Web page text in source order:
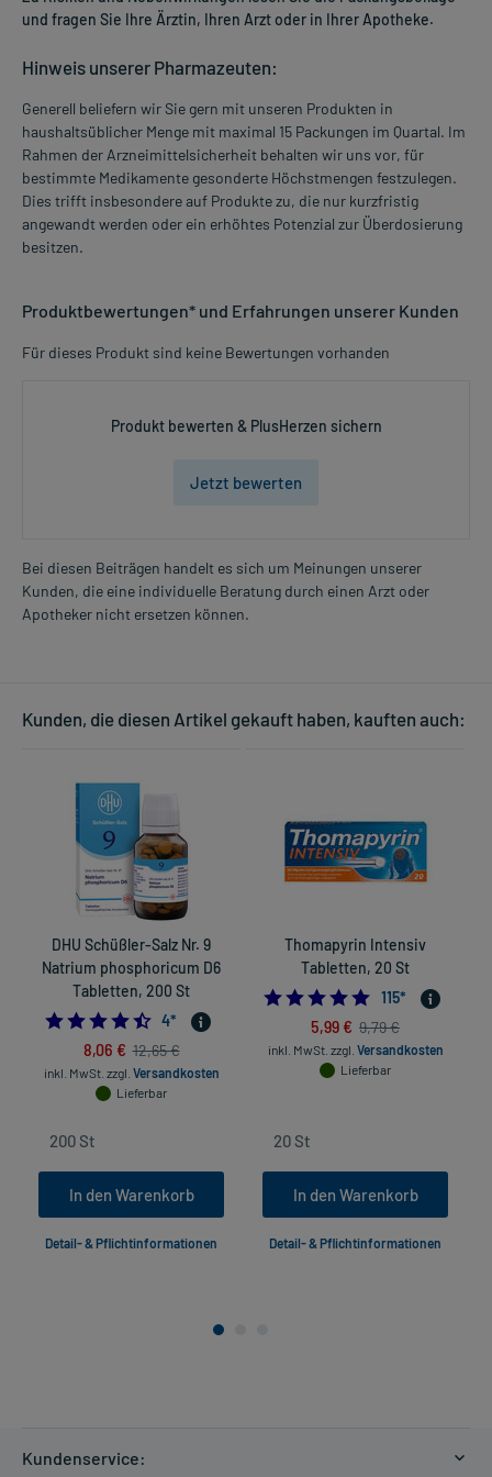
und fragen Sie Ihre Ärztin, Ihren Arzt oder in Ihrer Apotheke.
Hinweis unserer Pharmazeuten:
Generell beliefern wir Sie gern mit unseren Produkten in
haushaltsüblicher Menge mit maximal 15 Packungen im Quartal. Im
Rahmen der Arzneimittelsicherheit behalten wir uns vor, für
bestimmte Medikamente gesonderte Höchstmengen festzulegen.
Dies trifft insbesondere auf Produkte zu, die nur kurzfristig
angewandt werden oder ein erhöhtes Potenzial zur Überdosierung
besitzen.
Produktbewertungen* und Erfahrungen unserer Kunden
Für dieses Produkt sind keine Bewertungen vorhanden
Produkt bewerten & PlusHerzen sichern
Jetzt bewerten
Bei diesen Beiträgen handelt es sich um Meinungen unserer
Kunden, die eine individuelle Beratung durch einen Arzt oder
Apotheker nicht ersetzen können.
Kunden, die diesen Artikel gekauft haben, kauften auch:
DHU Schüßler-Salz Nr. 9
Natrium phosphoricum D6
Tabletten, 200 St
4.5
4*
8,06 € 12,65 €
inkl. MwSt. zzgl. Versandkosten
Lieferbar
In den Warenkorb
Detail- & Pflichtinformationen
Thomapyrin Intensiv
Tabletten, 20 St
115*
5,99 € 9,79 €
inkl. MwSt. zzgl. Versandkosten
Lieferbar
In den Warenkorb
Detail- & Pflichtinformationen
Kundenservice: